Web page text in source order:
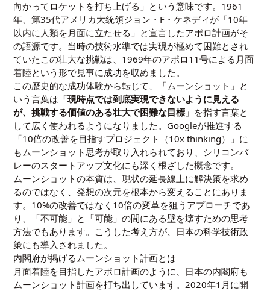
向かってロケットを打ち上げる」という意味です。1961
年、第35代アメリカ大統領ジョン・F・ケネディが「10年
以内に人類を月面に立たせる」と宣言したアポロ計画がそ
の語源です。当時の技術水準では実現が極めて困難とされ
ていたこの壮大な挑戦は、1969年のアポロ11号による月面
着陸という形で見事に成功を収めました。
この歴史的な成功体験から転じて、「ムーンショット」と
いう言葉は 「現時点では到底実現できないように見える
が、挑戦する価値のある壮大で困難な目標」 を指す言葉と
して広く使われるようになりました。Googleが推進する
「10倍の改善を目指すプロジェクト（10x thinking）」に
もムーンショット思考が取り入れられており、シリコンバ
レーのスタートアップ文化にも深く根ざした概念です。
ムーンショットの本質は、現状の延長線上に解決策を求め
るのではなく、発想の次元を根本から変えることにありま
す。10%の改善ではなく10倍の変革を狙うアプローチであ
り、「不可能」と「可能」の間にある壁を壊すための思考
方法でもあります。こうした考え方が、日本の科学技術政
策にも導入されました。
内閣府が掲げるムーンショット計画とは
月面着陸を目指したアポロ計画のように、日本の内閣府も
ムーンショット計画を打ち出しています。2020年1月に開